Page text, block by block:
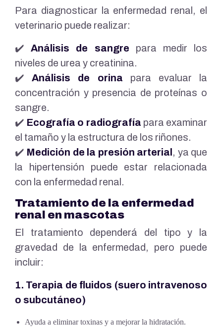
Para diagnosticar la enfermedad renal, el
veterinario puede realizar:
✔️Análisis de sangre para medir los
niveles de urea y creatinina.
✔️Análisis de orina para evaluar la
concentración y presencia de proteínas o
sangre.
✔️ Ecografía o radiografía para examinar
el tamaño y la estructura de los riñones.
✔️ Medición de la presión arterial , ya que
la hipertensión puede estar relacionada
con la enfermedad renal.
Tratamiento de la enfermedad
renal en mascotas
El tratamiento dependerá del tipo y la
gravedad de la enfermedad, pero puede
incluir:
1. Terapia de fluidos (suero intravenoso
o subcutáneo)
Ayuda a eliminar toxinas y a mejorar la hidratación.